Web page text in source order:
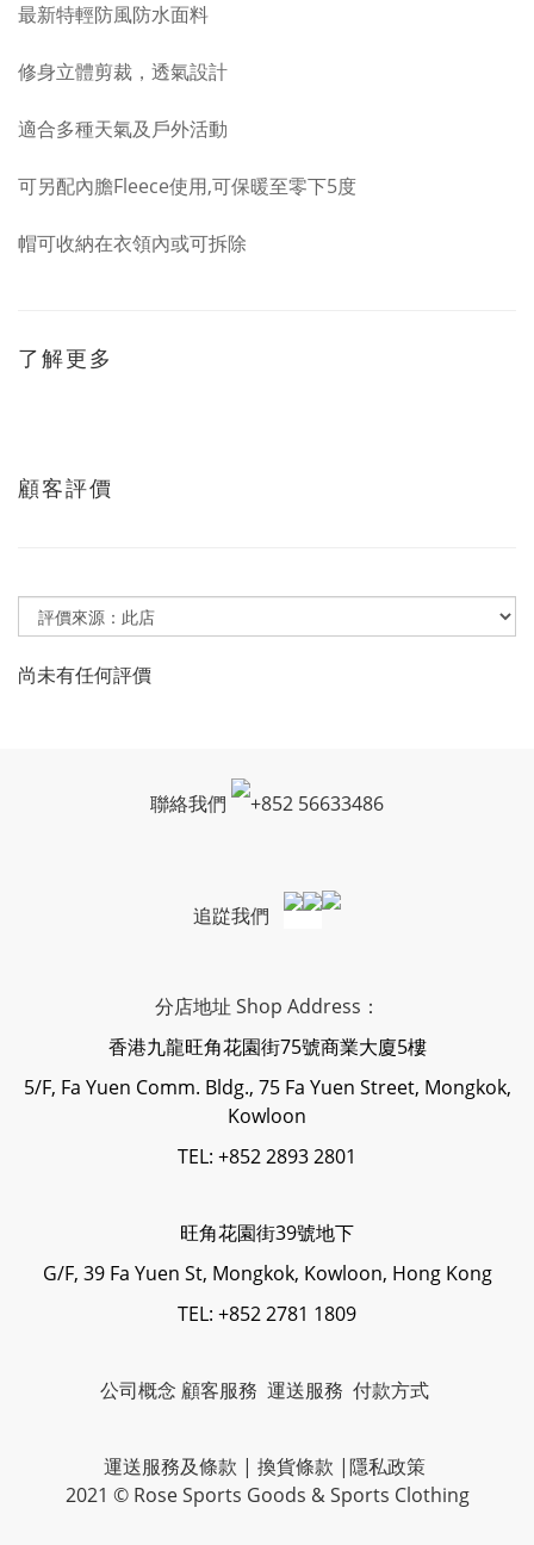
最新特輕防風防水面料
修身立體剪裁，透氣設計
適合多種天氣及戶外活動
可另配內膽Fleece使用,可保暖至零下5度
帽可收納在衣領內或可拆除
了解更多
顧客評價
尚未有任何評價
聯絡我們 +852 56633486
追踨我們
分店地址 Shop Address：
香港九龍旺角花園街75號商業大廈5樓
5/F, Fa Yuen Comm. Bldg., 75 Fa Yuen Street, Mongkok,
Kowloon
TEL: +852 2893 2801
旺角花園街39號地下
G/F, 39 Fa Yuen St, Mongkok, Kowloon, Hong Kong
TEL: +852 2781 1809
公司概念 顧客服務 運送服務 付款方式
運送服務及條款 | 換貨條款 |隱私政策
2021 © Rose Sports Goods & Sports Clothing